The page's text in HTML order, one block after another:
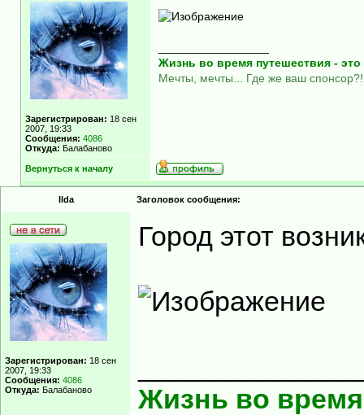
Зарегистрирован: 18 сен
2007, 19:33
Сообщения: 4086
Откуда: Балабаново
Жизнь во время путешествия -
Мечты, мечты... Где же ваш спонсор?!
Вернуться к началу
Ilda Заголовок сообщения:
Зарегистрирован: 18 сен
2007, 19:33
Сообщения: 4086
Откуда: Балабаново
Город этот
Жизнь во время